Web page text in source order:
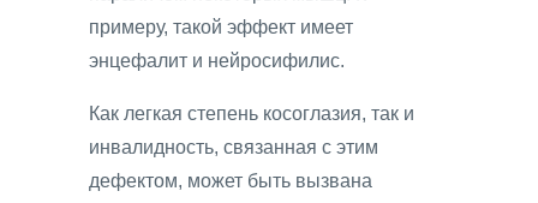
примеру, такой эффект имеет
энцефалит и нейросифилис.
Как легкая степень косоглазия, так и
инвалидность, связанная с этим
дефектом, может быть вызвана